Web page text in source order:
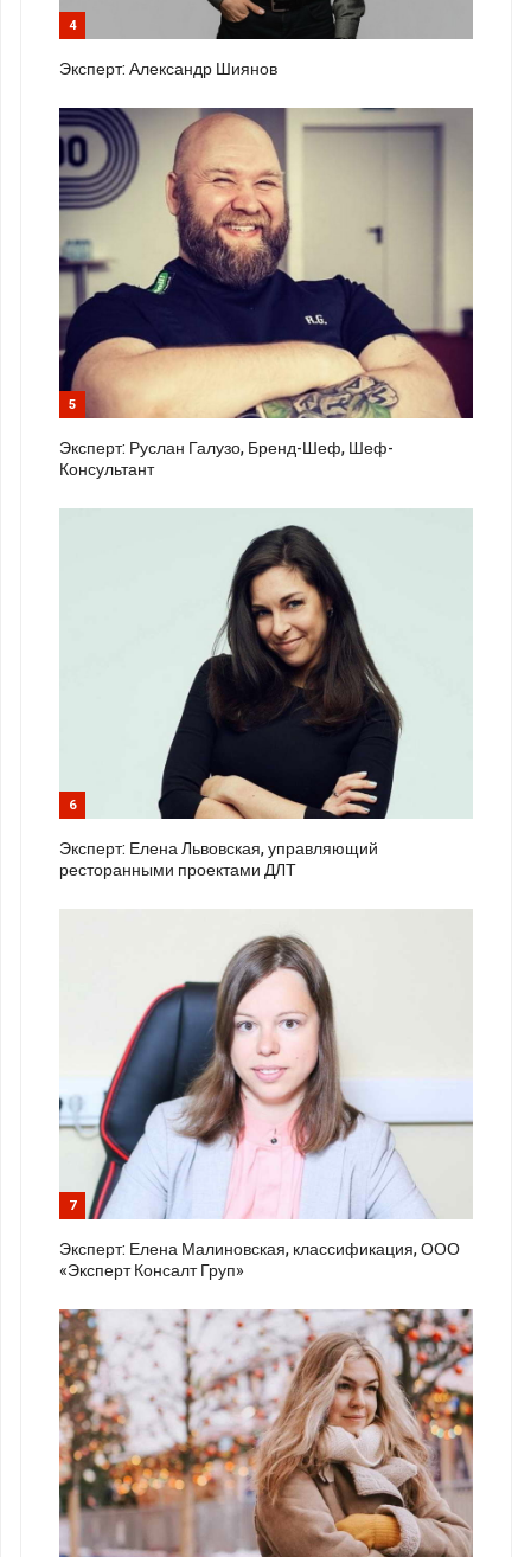
4
Эксперт: Александр Шиянов
5
Эксперт: Руслан Галузо, Бренд-Шеф, Шеф-
Консультант
6
Эксперт: Елена Львовская, управляющий
ресторанными проектами ДЛТ
7
Эксперт: Елена Малиновская, классификация, ООО
«Эксперт Консалт Груп»